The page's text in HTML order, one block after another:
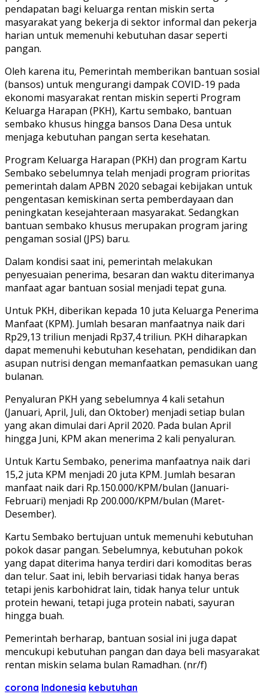
pendapatan bagi keluarga rentan miskin serta
masyarakat yang bekerja di sektor informal dan pekerja
harian untuk memenuhi kebutuhan dasar seperti
pangan.
Oleh karena itu, Pemerintah memberikan bantuan sosial
(bansos) untuk mengurangi dampak COVID-19 pada
ekonomi masyarakat rentan miskin seperti Program
Keluarga Harapan (PKH), Kartu sembako, bantuan
sembako khusus hingga bansos Dana Desa untuk
menjaga kebutuhan pangan serta kesehatan.
Program Keluarga Harapan (PKH) dan program Kartu
Sembako sebelumnya telah menjadi program prioritas
pemerintah dalam APBN 2020 sebagai kebijakan untuk
pengentasan kemiskinan serta pemberdayaan dan
peningkatan kesejahteraan masyarakat. Sedangkan
bantuan sembako khusus merupakan program jaring
pengaman sosial (JPS) baru.
Dalam kondisi saat ini, pemerintah melakukan
penyesuaian penerima, besaran dan waktu diterimanya
manfaat agar bantuan sosial menjadi tepat guna.
Untuk PKH, diberikan kepada 10 juta Keluarga Penerima
Manfaat (KPM). Jumlah besaran manfaatnya naik dari
Rp29,13 triliun menjadi Rp37,4 triliun. PKH diharapkan
dapat memenuhi kebutuhan kesehatan, pendidikan dan
asupan nutrisi dengan memanfaatkan pemasukan uang
bulanan.
Penyaluran PKH yang sebelumnya 4 kali setahun
(Januari, April, Juli, dan Oktober) menjadi setiap bulan
yang akan dimulai dari April 2020. Pada bulan April
hingga Juni, KPM akan menerima 2 kali penyaluran.
Untuk Kartu Sembako, penerima manfaatnya naik dari
15,2 juta KPM menjadi 20 juta KPM. Jumlah besaran
manfaat naik dari Rp.150.000/KPM/bulan (Januari-
Februari) menjadi Rp 200.000/KPM/bulan (Maret-
Desember).
Kartu Sembako bertujuan untuk memenuhi kebutuhan
pokok dasar pangan. Sebelumnya, kebutuhan pokok
yang dapat diterima hanya terdiri dari komoditas beras
dan telur. Saat ini, lebih bervariasi tidak hanya beras
tetapi jenis karbohidrat lain, tidak hanya telur untuk
protein hewani, tetapi juga protein nabati, sayuran
hingga buah.
Pemerintah berharap, bantuan sosial ini juga dapat
mencukupi kebutuhan pangan dan daya beli masyarakat
rentan miskin selama bulan Ramadhan. (nr/f)
corona Indonesia kebutuhan